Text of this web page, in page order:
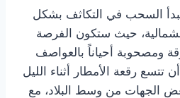
السحب في التكاثف بشكل
حيث ستكون الفرصة
ومصحوبة أحياناً بالعواصف
تتسع رقعة الأمطار أثناء الليل
الجهات من وسط البلاد، مع